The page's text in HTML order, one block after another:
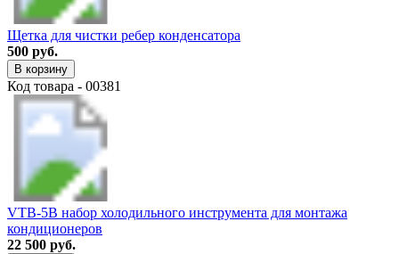
Щетка для чистки ребер конденсатора
500 руб.
В корзину
Код товара - 00381
VTB-5B набор холодильного инструмента для монтажа
кондиционеров
22 500 руб.